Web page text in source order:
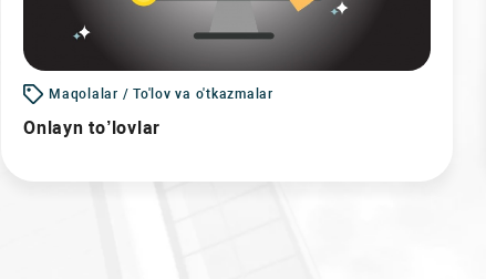
Maqolalar / To'lov va o'tkazmalar
Onlayn to’lovlar